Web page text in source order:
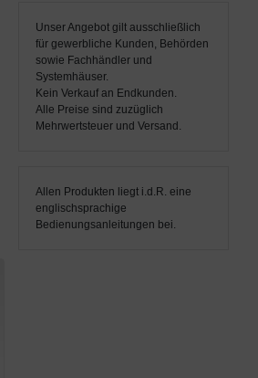
Unser Angebot gilt ausschließlich
für gewerbliche Kunden, Behörden
sowie Fachhändler und
Systemhäuser.
Kein Verkauf an Endkunden.
Alle Preise sind zuzüglich
Mehrwertsteuer und Versand.
Allen Produkten liegt i.d.R. eine
englischsprachige
Bedienungsanleitungen bei.